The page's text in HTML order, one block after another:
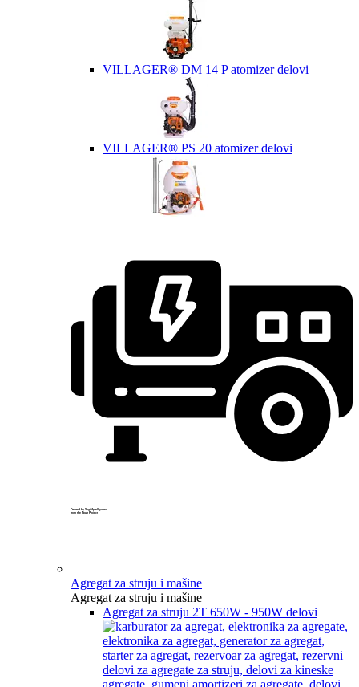
VILLAGER® DM 14 P atomizer delovi
VILLAGER® PS 20 atomizer delovi
Created by Yogi Aprelliyanto
from the Noun Project
Agregat za struju i mašine
Agregat za struju i mašine
Agregat za struju 2T 650W - 950W delovi